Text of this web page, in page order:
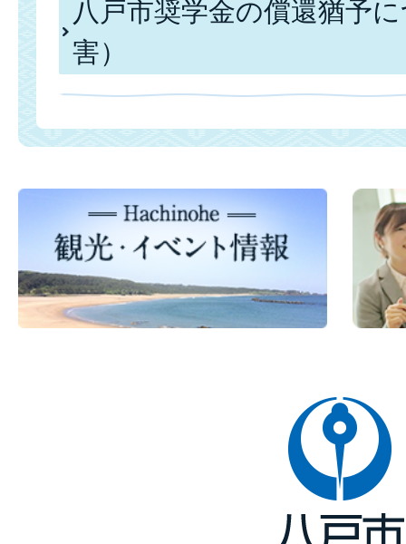
八戸市奨学金の償還猶予
害）
八
戸
Hachinohe